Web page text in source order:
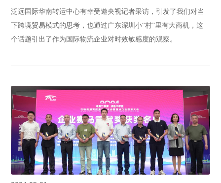
泛远国际华南转运中心有幸受邀央视记者采访，引发了我们对当
下跨境贸易模式的思考，也通过广东深圳小“村”里有大商机，这
个话题引出了作为国际物流企业对时效敏感度的观察。